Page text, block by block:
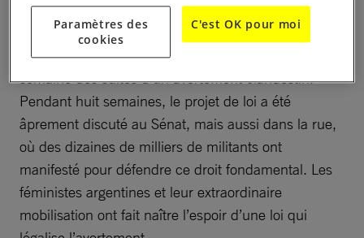
projection gratuite de Femmes d’Argentine (Que Sea
Ley) de Juan Solanas. Synopsis : En Argentine, où
l’IVG est interdite, une femme meurt chaque
semaine des suites d’un avortement clandestin.
Pendant huit semaines, le projet de loi a été
âprement discuté au Sénat, mais aussi dans la rue,
où des dizaines de milliers de militants ont
manifesté pour défendre ce droit fondamental. Les
féministes argentines et leur extraordinaire
mobilisation ont fait naître l’espoir d’une loi qui
Paramètres des
cookies
C'est OK pour moi